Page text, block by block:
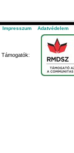
Impresszum Adatvédelem
Támogatók: